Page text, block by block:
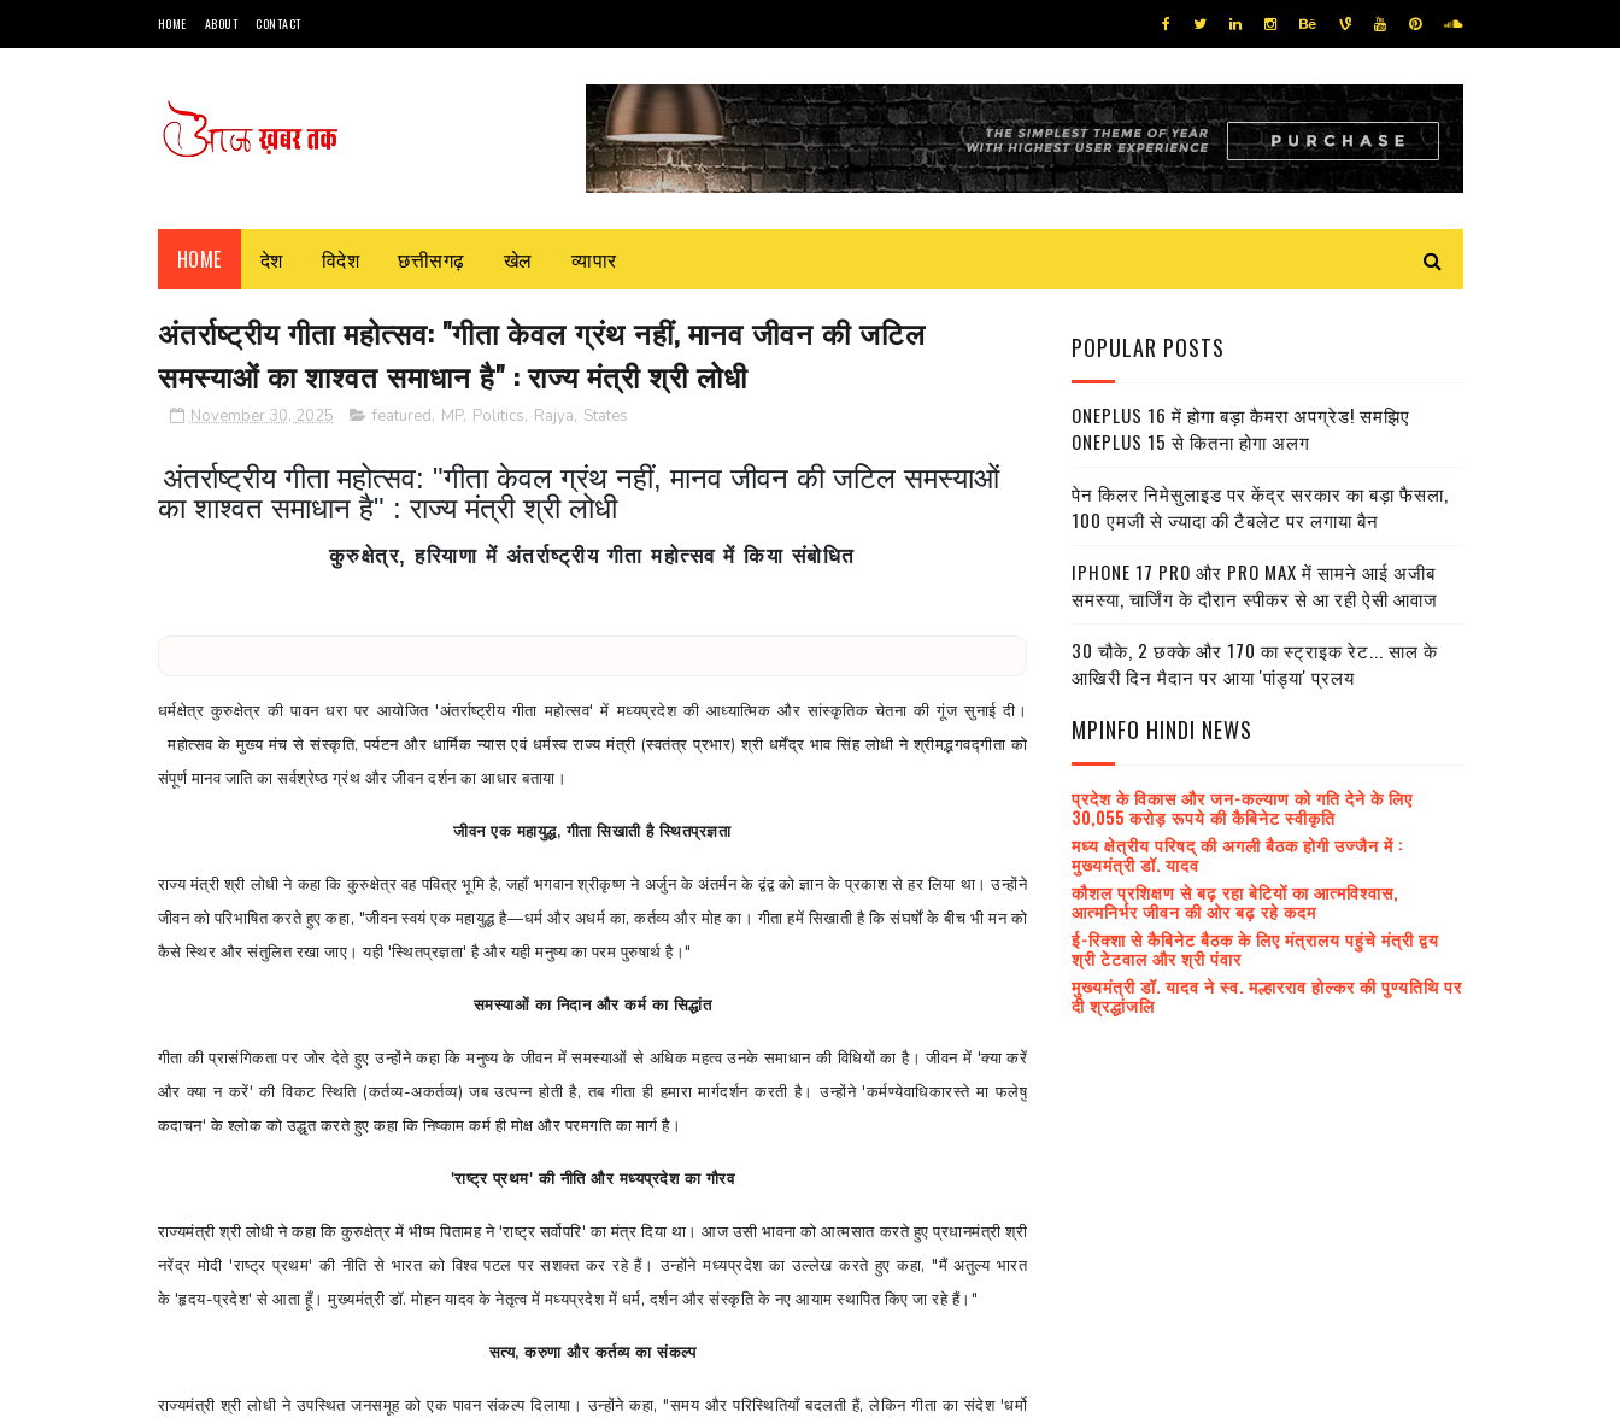
HOME ABOUT CONTACT
HOME देश विदेश छत्तीसगढ़ खेल व्यापार
अंतर्राष्ट्रीय गीता महोत्सव: "गीता केवल ग्रंथ नहीं, मानव जीवन की जटिल
समस्याओं का शाश्वत समाधान है" : राज्य मंत्री श्री लोधी
November 30, 2025 featured, MP, Politics, Rajya, States
अंतर्राष्ट्रीय गीता महोत्सव: "गीता केवल ग्रंथ नहीं, मानव जीवन की जटिल समस्याओं
का शाश्वत समाधान है" : राज्य मंत्री श्री लोधी
कुरुक्षेत्र, हरियाणा में अंतर्राष्ट्रीय गीता महोत्सव में किया संबोधित
धर्मक्षेत्र कुरुक्षेत्र की पावन धरा पर आयोजित'अंतर्राष्ट्रीय गीता महोत्सव'में मध्यप्रदेश की आध्यात्मिक और सांस्कृतिक चेतना की गूंज सुनाई दी।
महोत्सव के मुख्य मंच से संस्कृति,पर्यटन और धार्मिक न्यास एवं धर्मस्व राज्य मंत्री (स्वतंत्र प्रभार) श्री धर्मेंद्र भाव सिंह लोधी ने श्रीमद्भगवद्गीता को
संपूर्ण मानव जाति का सर्वश्रेष्ठ ग्रंथ और जीवन दर्शन का आधार बताया।
जीवन एक महायुद्ध,गीता सिखाती है स्थितप्रज्ञता
राज्य मंत्री श्री लोधी ने कहा कि कुरुक्षेत्र वह पवित्र भूमि है,जहाँ भगवान श्रीकृष्ण ने अर्जुन के अंतर्मन के द्वंद्व को ज्ञान के प्रकाश से हर लिया था। उन्होंने
जीवन को परिभाषित करते हुए कहा, "जीवन स्वयं एक महायुद्ध है—धर्म और अधर्म का,कर्तव्य और मोह का। गीता हमें सिखाती है कि संघर्षों के बीच भी मन को
कैसे स्थिर और संतुलित रखा जाए। यही 'स्थितप्रज्ञता'है और यही मनुष्य का परम पुरुषार्थ है।"
समस्याओं का निदान और कर्म का सिद्धांत
गीता की प्रासंगिकता पर जोर देते हुए उन्होंने कहा कि मनुष्य के जीवन में समस्याओं से अधिक महत्व उनके समाधान की विधियों का है। जीवन में 'क्या करें
और क्या न करें'की विकट स्थिति (कर्तव्य-अकर्तव्य) जब उत्पन्न होती है,तब गीता ही हमारा मार्गदर्शन करती है। उन्होंने'कर्मण्येवाधिकारस्ते मा फलेषु
कदाचन'के श्लोक को उद्धृत करते हुए कहा कि निष्काम कर्म ही मोक्ष और परमगति का मार्ग है।
'राष्ट्र प्रथम'की नीति और मध्यप्रदेश का गौरव
राज्यमंत्री श्री लोधी ने कहा कि कुरुक्षेत्र में भीष्म पितामह ने'राष्ट्र सर्वोपरि'का मंत्र दिया था। आज उसी भावना को आत्मसात करते हुए प्रधानमंत्री श्री
नरेंद्र मोदी'राष्ट्र प्रथम'की नीति से भारत को विश्व पटल पर सशक्त कर रहे हैं। उन्होंने मध्यप्रदेश का उल्लेख करते हुए कहा, "मैं अतुल्य भारत
के 'हृदय-प्रदेश'से आता हूँ। मुख्यमंत्री डॉ. मोहन यादव के नेतृत्व में मध्यप्रदेश में धर्म,दर्शन और संस्कृति के नए आयाम स्थापित किए जा रहे हैं।"
सत्य,करुणा और कर्तव्य का संकल्प
राज्यमंत्री श्री लोधी ने उपस्थित जनसमूह को एक पावन संकल्प दिलाया। उन्होंने कहा, "समय और परिस्थितियाँ बदलती हैं,लेकिन गीता का संदेश 'धर्मो
POPULAR POSTS
ONEPLUS 16 में होगा बड़ा कैमरा अपग्रेड! समझिए
ONEPLUS 15 से कितना होगा अलग
पेन किलर निमेसुलाइड पर केंद्र सरकार का बड़ा फैसला,
100 एमजी से ज्यादा की टैबलेट पर लगाया बैन
IPHONE 17 PRO और PRO MAX में सामने आई अजीब
समस्या, चार्जिंग के दौरान स्पीकर से आ रही ऐसी आवाज
30 चौके, 2 छक्के और 170 का स्ट्राइक रेट... साल के
आखिरी दिन मैदान पर आया 'पांड्या' प्रलय
MPINFO HINDI NEWS
प्रदेश के विकास और जन-कल्याण को गति देने के लिए
30,055 करोड़ रूपये की कैबिनेट स्वीकृति
मध्य क्षेत्रीय परिषद् की अगली बैठक होगी उज्जैन में :
मुख्यमंत्री डॉ. यादव
कौशल प्रशिक्षण से बढ़ रहा बेटियों का आत्मविश्वास,
आत्मनिर्भर जीवन की ओर बढ़ रहे कदम
ई-रिक्शा से कैबिनेट बैठक के लिए मंत्रालय पहुंचे मंत्री द्वय
श्री टेटवाल और श्री पंवार
मुख्यमंत्री डॉ. यादव ने स्व. मल्हारराव होल्कर की पुण्यतिथि पर
दी श्रद्धांजलि